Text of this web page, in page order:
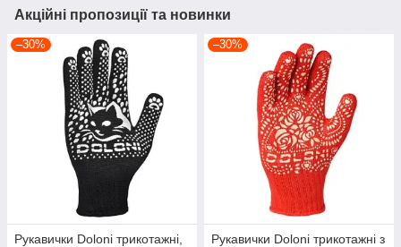
Акційні пропозиції та новинки
–30%
Рукавички Doloni трикотажні,
–30%
Рукавички Doloni трикотажні з